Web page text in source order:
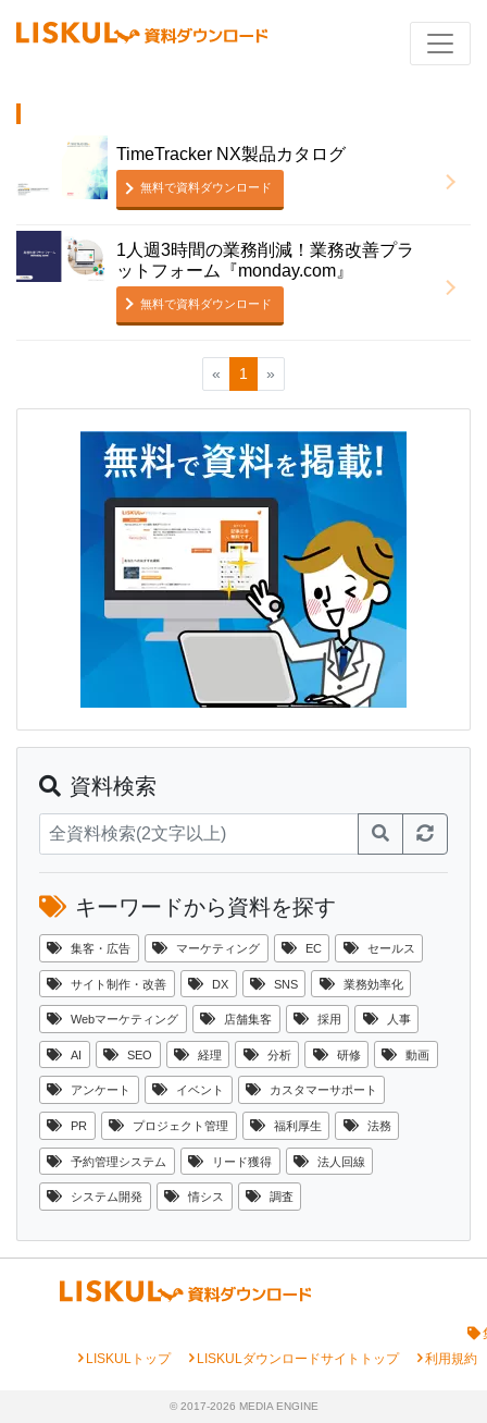
TimeTracker NX製品カタログ
無料で資料ダウンロード
1人週3時間の業務削減！業務改善プラ
ットフォーム『monday.com』
無料で資料ダウンロード
« 1 »
資料検索
キーワードから資料を探す
集客・広告 マーケティング EC セールス
サイト制作・改善 DX SNS 業務効率化
Webマーケティング 店舗集客 採用 人事
AI SEO 経理 分析 研修 動画
アンケート イベント カスタマーサポート
PR プロジェクト管理 福利厚生 法務
予約管理システム リード獲得 法人回線
システム開発 情シス 調査
chevron_rightLISKULトップ chevron_rightLISKULダウンロードサイトトップ chevron_right利用規約
© 2017-2026 MEDIA ENGINE